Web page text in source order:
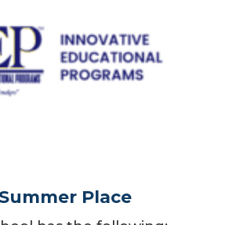
Summer Place